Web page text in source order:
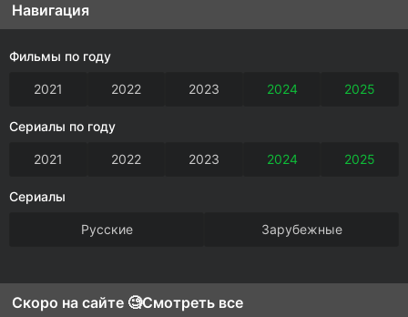
Навигация
Фильмы по году
2021 2022 2023 2024 2025
Сериалы по году
2021 2022 2023 2024 2025
Сериалы
Русские Зарубежные
Скоро на сайте 🧐Смотреть все